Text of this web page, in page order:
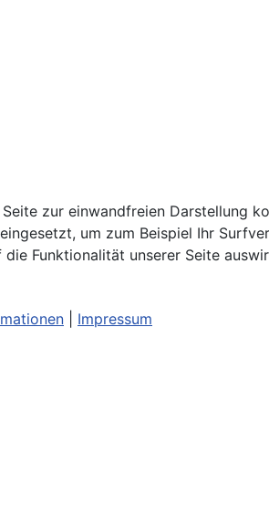
zur einwandfreien Darstellung
um zum Beispiel Ihr
Funktionalität unserer Seite
Impressum